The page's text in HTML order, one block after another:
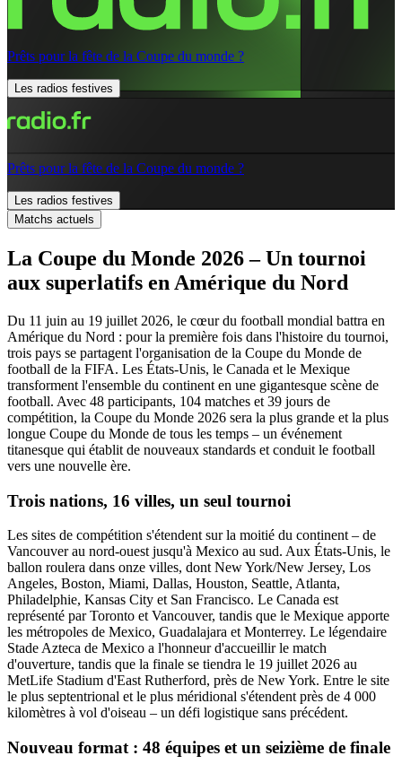
Prêts pour la fête de la Coupe du monde ?
Les radios festives
Prêts pour la fête de la Coupe du monde ?
Les radios festives
Matchs actuels
La Coupe du Monde 2026 – Un tournoi
aux superlatifs en Amérique du Nord
Du 11 juin au 19 juillet 2026, le cœur du football mondial battra en
Amérique du Nord : pour la première fois dans l'histoire du tournoi,
trois pays se partagent l'organisation de la Coupe du Monde de
football de la FIFA. Les États-Unis, le Canada et le Mexique
transforment l'ensemble du continent en une gigantesque scène de
football. Avec 48 participants, 104 matches et 39 jours de
compétition, la Coupe du Monde 2026 sera la plus grande et la plus
longue Coupe du Monde de tous les temps – un événement
titanesque qui établit de nouveaux standards et conduit le football
vers une nouvelle ère.
Trois nations, 16 villes, un seul tournoi
Les sites de compétition s'étendent sur la moitié du continent – de
Vancouver au nord-ouest jusqu'à Mexico au sud. Aux États-Unis, le
ballon roulera dans onze villes, dont New York/New Jersey, Los
Angeles, Boston, Miami, Dallas, Houston, Seattle, Atlanta,
Philadelphie, Kansas City et San Francisco. Le Canada est
représenté par Toronto et Vancouver, tandis que le Mexique apporte
les métropoles de Mexico, Guadalajara et Monterrey. Le légendaire
Stade Azteca de Mexico a l'honneur d'accueillir le match
d'ouverture, tandis que la finale se tiendra le 19 juillet 2026 au
MetLife Stadium d'East Rutherford, près de New York. Entre le site
le plus septentrional et le plus méridional s'étendent près de 4 000
kilomètres à vol d'oiseau – un défi logistique sans précédent.
Nouveau format : 48 équipes et un seizième de finale